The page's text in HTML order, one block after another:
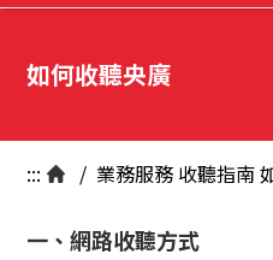
如何收聽央廣
::: / 業務服務 收聽指南
一、網路收聽方式